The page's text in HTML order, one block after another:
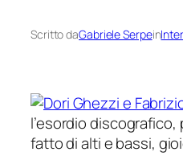
Scritto daGabriele Serpein
l’esordio
fatto di alti e bassi,